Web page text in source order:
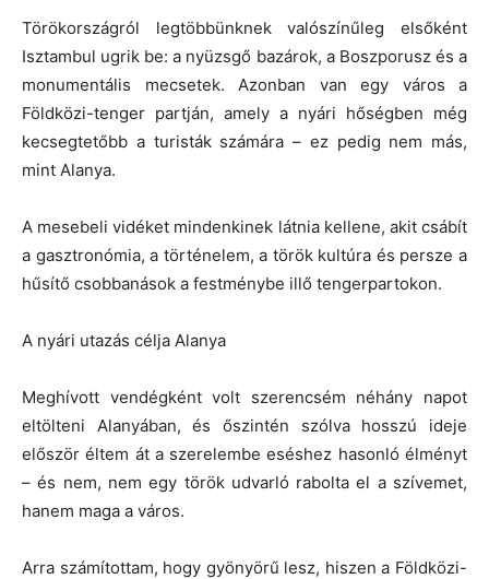
Törökországról legtöbbünknek valószínűleg elsőként
Isztambul ugrik be: a nyüzsgő bazárok, a Boszporusz és a
monumentális mecsetek. Azonban van egy város a
Földközi-tenger partján, amely a nyári hőségben még
kecsegtetőbb a turisták számára – ez pedig nem más,
mint Alanya.
A mesebeli vidéket mindenkinek látnia kellene, akit csábít
a gasztronómia, a történelem, a török kultúra és persze a
hűsítő csobbanások a festménybe illő tengerpartokon.
A nyári utazás célja Alanya
Meghívott vendégként volt szerencsém néhány napot
eltölteni Alanyában, és őszintén szólva hosszú ideje
először éltem át a szerelembe eséshez hasonló élményt
– és nem, nem egy török udvarló rabolta el a szívemet,
hanem maga a város.
Arra számítottam, hogy gyönyörű lesz, hiszen a Földközi-